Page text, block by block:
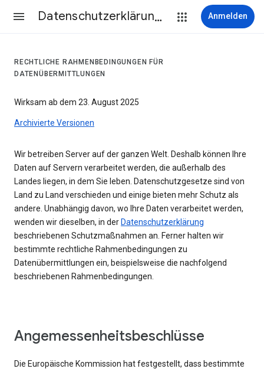
Datenschutzerklärung & Nutzungsbedingungen Anmelden
RECHTLICHE RAHMENBEDINGUNGEN FÜR
DATENÜBERMITTLUNGEN
Wirksam ab dem 23. August 2025
Archivierte Versionen
Wir betreiben Server auf der ganzen Welt. Deshalb können Ihre
Daten auf Servern verarbeitet werden, die außerhalb des
Landes liegen, in dem Sie leben. Datenschutzgesetze sind von
Land zu Land verschieden und einige bieten mehr Schutz als
andere. Unabhängig davon, wo Ihre Daten verarbeitet werden,
wenden wir dieselben, in der Datenschutzerklärung
beschriebenen Schutzmaßnahmen an. Ferner halten wir
bestimmte rechtliche Rahmenbedingungen zu
Datenübermittlungen ein, beispielsweise die nachfolgend
beschriebenen Rahmenbedingungen.
Angemessenheitsbeschlüsse
Die Europäische Kommission hat festgestellt, dass bestimmte